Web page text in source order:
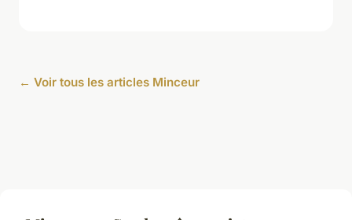
← Voir tous les articles Minceur